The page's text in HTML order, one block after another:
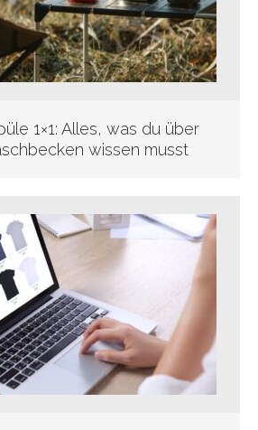
1×1: Alles, was du über
wissen musst